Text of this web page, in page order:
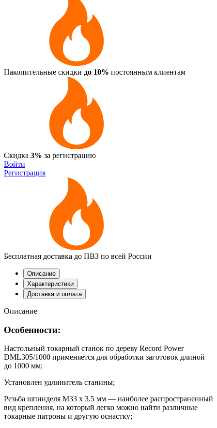
Накопительные скидки до 10% постоянным клиентам
Скидка 3% за регистрацию
Войти
Регистрация
Бесплатная доставка до ПВЗ по всей России
Описание
Характеристики
Доставка и оплата
Описание
Особенности:
Настольный токарный станок по дереву Record Power
DML305/1000 применяется для обработки заготовок длиной
до 1000 мм;
Установлен удлинитель станины;
Резьба шпинделя M33 x 3.5 мм — наиболее распространенный
вид крепления, на который легко можно найти различные
токарные патроны и другую оснастку;